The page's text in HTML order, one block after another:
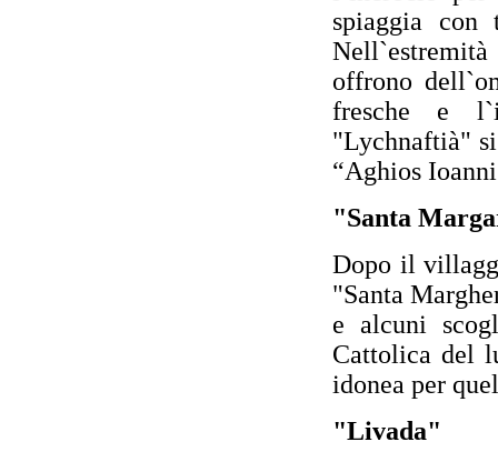
spiaggia con
offrono
fresche e
"Lychnaftià"
“Aghios
"Santa
Dopo il
"Santa
e alcuni
Cattolica del
idonea per
"Livada"